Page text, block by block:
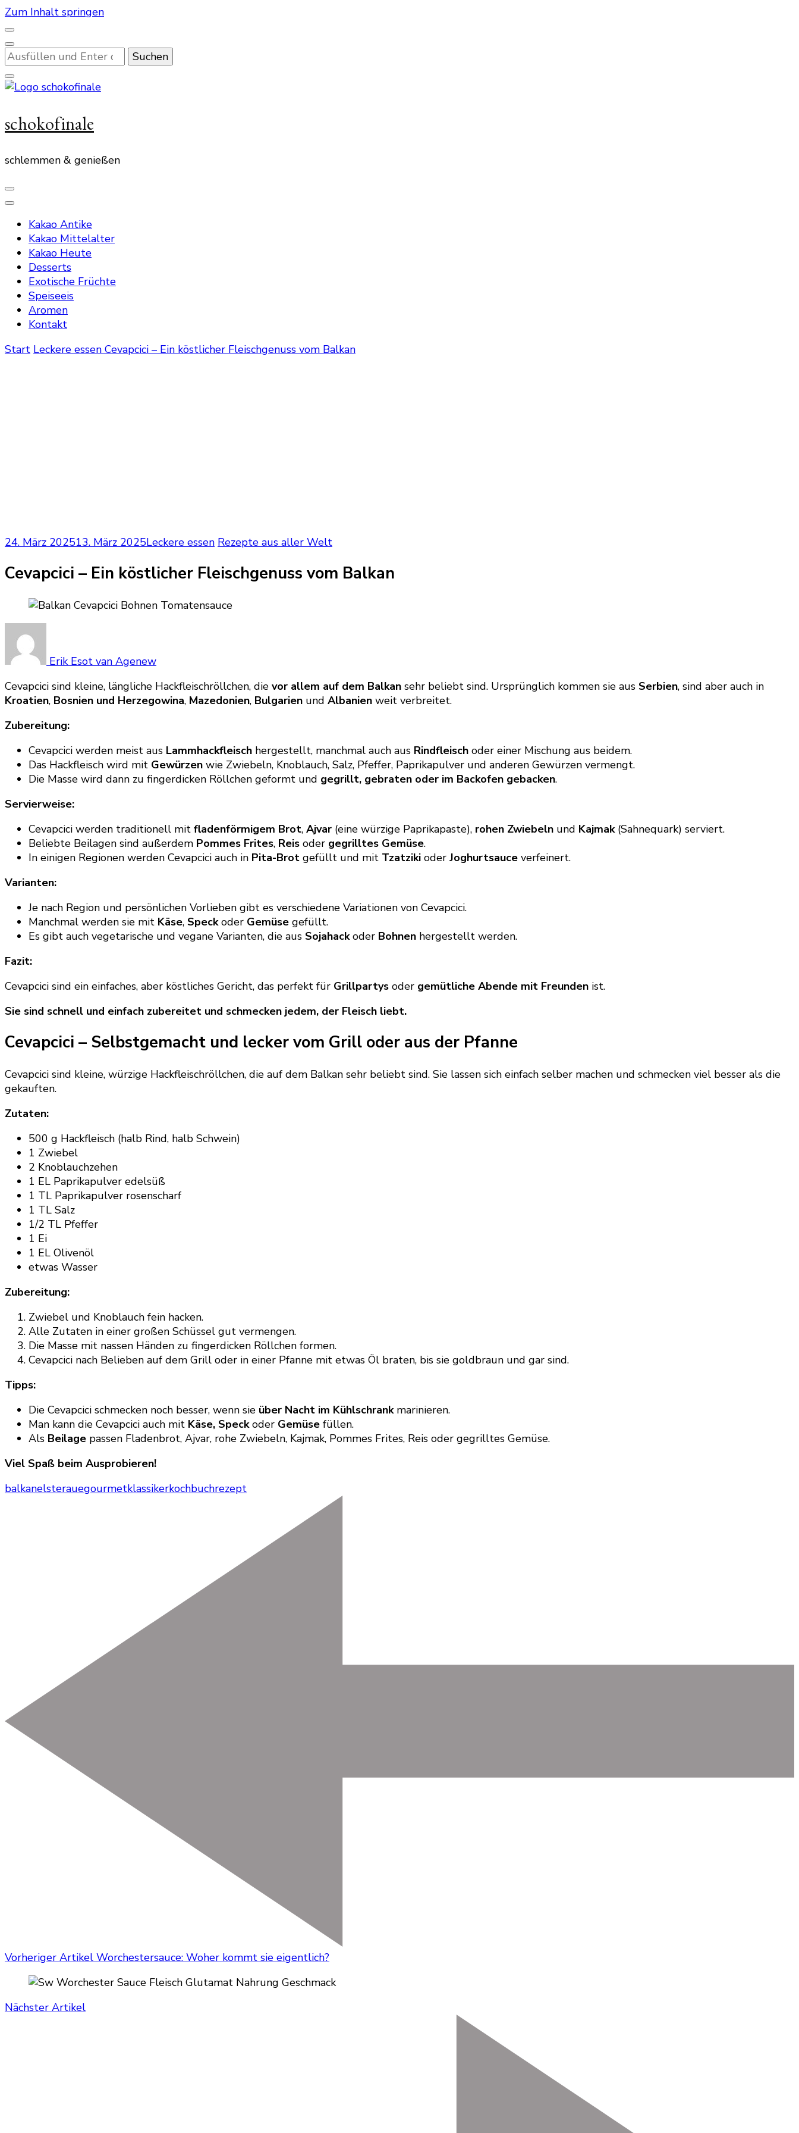
Zum Inhalt springen
Suchst
du
nach
etwas?
schokofinale
schlemmen & genießen
Kakao Antike
Kakao Mittelalter
Kakao Heute
Desserts
Exotische Früchte
Speiseeis
Aromen
Kontakt
Start Leckere essen Cevapcici – Ein köstlicher Fleischgenuss vom Balkan
24. März 202513. März 2025Leckere essen Rezepte aus aller Welt
Cevapcici – Ein köstlicher Fleischgenuss vom Balkan
Erik Esot van Agenew
Cevapcici sind kleine, längliche Hackfleischröllchen, die vor allem auf dem Balkan sehr beliebt sind. Ursprünglich kommen sie aus Serbien, sind aber auch in
Kroatien, Bosnien und Herzegowina, Mazedonien, Bulgarien und Albanien weit verbreitet.
Zubereitung:
Cevapcici werden meist aus Lammhackfleisch hergestellt, manchmal auch aus Rindfleisch oder einer Mischung aus beidem.
Das Hackfleisch wird mit Gewürzen wie Zwiebeln, Knoblauch, Salz, Pfeffer, Paprikapulver und anderen Gewürzen vermengt.
Die Masse wird dann zu fingerdicken Röllchen geformt und gegrillt, gebraten oder im Backofen gebacken.
Servierweise:
Cevapcici werden traditionell mit fladenförmigem Brot, Ajvar (eine würzige Paprikapaste), rohen Zwiebeln und Kajmak(Sahnequark) serviert.
Beliebte Beilagen sind außerdem Pommes Frites, Reis oder gegrilltes Gemüse.
In einigen Regionen werden Cevapcici auch in Pita-Brot gefüllt und mit Tzatziki oder Joghurtsauce verfeinert.
Varianten:
Je nach Region und persönlichen Vorlieben gibt es verschiedene Variationen von Cevapcici.
Manchmal werden sie mit Käse, Speckoder Gemüse gefüllt.
Es gibt auch vegetarische und vegane Varianten, die aus Sojahackoder Bohnen hergestellt werden.
Fazit:
Cevapcici sind ein einfaches, aber köstliches Gericht, das perfekt für Grillpartys oder gemütliche Abende mit Freunden ist.
Sie sind schnell und einfach zubereitet und schmecken jedem, der Fleisch liebt.
Cevapcici – Selbstgemacht und lecker vom Grill oder aus der Pfanne
Cevapcici sind kleine, würzige Hackfleischröllchen, die auf dem Balkan sehr beliebt sind. Sie lassen sich einfach selber machen und schmecken viel besser als die
gekauften.
Zutaten:
500 g Hackfleisch (halb Rind, halb Schwein)
1 Zwiebel
2 Knoblauchzehen
1 EL Paprikapulver edelsüß
1 TL Paprikapulver rosenscharf
1 TL Salz
1/2 TL Pfeffer
1 Ei
1 EL Olivenöl
etwas Wasser
Zubereitung:
Zwiebel und Knoblauch fein hacken.
Alle Zutaten in einer großen Schüssel gut vermengen.
Die Masse mit nassen Händen zu fingerdicken Röllchen formen.
Cevapcici nach Belieben auf dem Grill oder in einer Pfanne mit etwas Öl braten, bis sie goldbraun und gar sind.
Tipps:
Die Cevapcici schmecken noch besser, wenn sie über Nacht im Kühlschrankmarinieren.
Man kann die Cevapcici auch mit Käse, Speckoder Gemüse füllen.
Als Beilage passen Fladenbrot, Ajvar, rohe Zwiebeln, Kajmak, Pommes Frites, Reis oder gegrilltes Gemüse.
Viel Spaß beim Ausprobieren!
balkanelsterauegourmetklassikerkochbuchrezept
Vorheriger Artikel Worchestersauce: Woher kommt sie eigentlich?
Nächster Artikel